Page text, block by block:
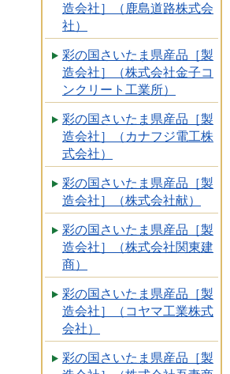
造会社］（鹿島道路株式会
社）
彩の国さいたま県産品［製
造会社］（株式会社金子コ
ンクリート工業所）
彩の国さいたま県産品［製
造会社］（カナフジ電工株
式会社）
彩の国さいたま県産品［製
造会社］（株式会社献）
彩の国さいたま県産品［製
造会社］（株式会社関東建
商）
彩の国さいたま県産品［製
造会社］（コヤマ工業株式
会社）
彩の国さいたま県産品［製